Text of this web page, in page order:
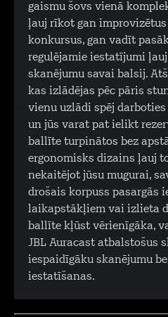
gaismu šovs vienā
ļauj rīkot gan improvizētus
konkursus, gan vadīt
regulējamie iestatījumi
skanējumu savai balsij.
kas izlādējas pēc pāris
vienu uzlādi spēj
un jūs varat pat ielikt
ballīte turpinātos bez
ergonomisks dizains ļauj
nekaitējot jūsu mugurai,
drošais korpuss pasargās
laikapstākļiem vai izlieta
ballīte kļūst vērienīgāka,
JBL Auracast atbalstošus
iespaidīgāku skanējumu
iestatīšanas.